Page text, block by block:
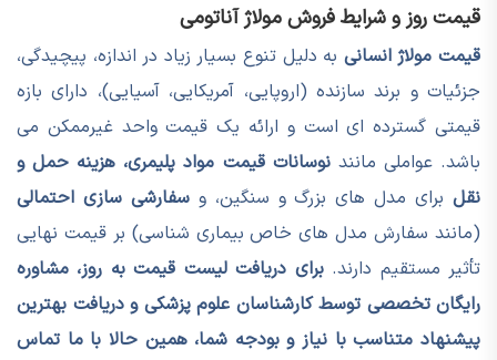
قیمت روز و شرایط فروش مولاژ آناتومی
قیمت مولاژ انسانی به دلیل تنوع بسیار زیاد در اندازه، پیچیدگی،
جزئیات و برند سازنده (اروپایی، آمریکایی، آسیایی)، دارای بازه
قیمتی گسترده ای است و ارائه یک قیمت واحد غیرممکن می
باشد. عواملی مانندنوسانات قیمت مواد پلیمری، هزینه حمل و
نقلبرای مدل های بزرگ و سنگین، وسفارشی سازی احتمالی
(مانند سفارش مدل های خاص بیماری شناسی) بر قیمت نهایی
تأثیر مستقیم دارند.برای دریافت لیست قیمت به روز، مشاوره
رایگان تخصصی توسط کارشناسان علوم پزشکی و دریافت بهترین
پیشنهاد متناسب با نیاز و بودجه شما، همین حالا با ما تماس